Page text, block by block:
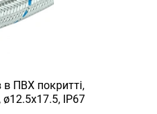
ПВХ покритті,
IP67